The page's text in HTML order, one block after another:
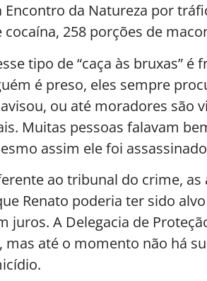
da Natureza por
258 porções de
tipo de “caça às bruxas”
é preso, eles sempre
avisou, ou até moradores são
Muitas pessoas falavam
assim ele foi
ao tribunal do crime,
Renato poderia ter sido
A Delegacia de
mas até o momento não há